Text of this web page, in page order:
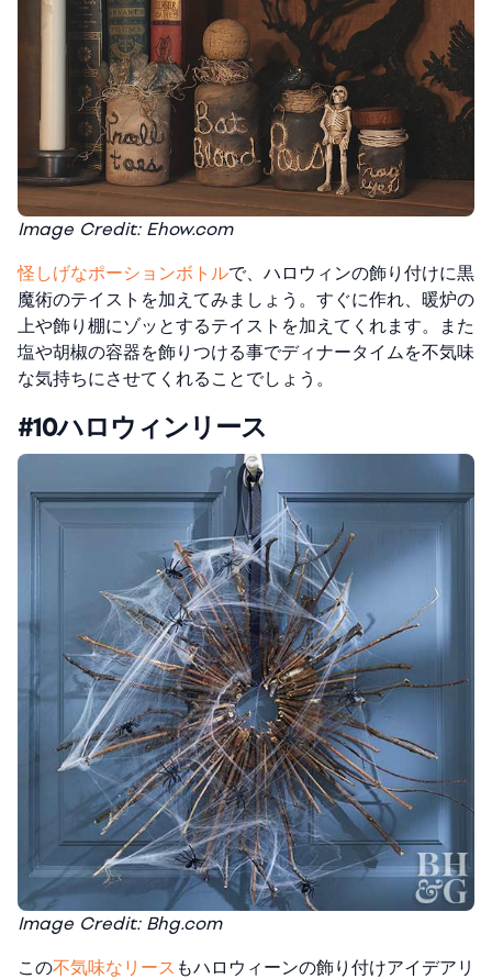
Image Credit: Ehow.com
怪しげなポーションボトルで、ハロウィンの飾り付けに黒
魔術のテイストを加えてみましょう。すぐに作れ、暖炉の
上や飾り棚にゾッとするテイストを加えてくれます。また
塩や胡椒の容器を飾りつける事でディナータイムを不気味
な気持ちにさせてくれることでしょう。
#10ハロウィンリース
Image Credit: Bhg.com
この不気味なリース もハロウィーンの飾り付けアイデアリ